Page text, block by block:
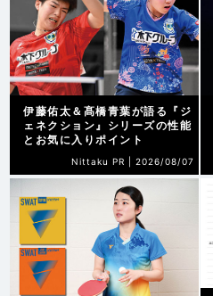
伊藤佑太＆髙橋青葉が語る『ジ
ェネクション』シリーズの性能
とお気に入りポイント
Nittaku PR | 2026/08/07